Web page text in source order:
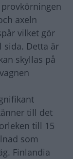
axeln
vilket gör
sida. Detta är
skyllas på
till det
till 15
som
Finlandia